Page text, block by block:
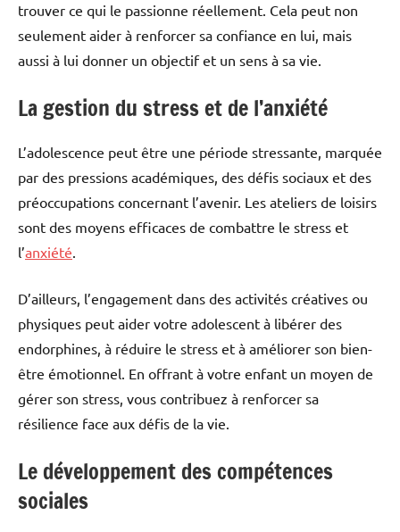
trouver ce qui le passionne réellement. Cela peut non
seulement aider à renforcer sa confiance en lui, mais
aussi à lui donner un objectif et un sens à sa vie.
La gestion du stress et de l’anxiété
L’adolescence peut être une période stressante, marquée
par des pressions académiques, des défis sociaux et des
préoccupations concernant l’avenir. Les ateliers de loisirs
sont des moyens efficaces de combattre le stress et
l’anxiété.
D’ailleurs, l’engagement dans des activités créatives ou
physiques peut aider votre adolescent à libérer des
endorphines, à réduire le stress et à améliorer son bien-
être émotionnel. En offrant à votre enfant un moyen de
gérer son stress, vous contribuez à renforcer sa
résilience face aux défis de la vie.
Le développement des compétences
sociales